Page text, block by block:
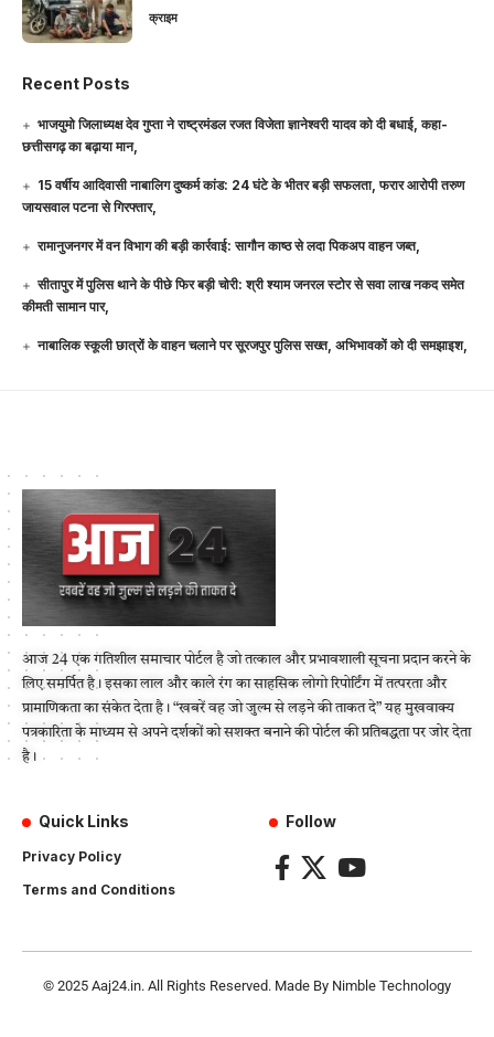
क्राइम
Recent Posts
भाजयुमो जिलाध्यक्ष देव गुप्ता ने राष्ट्रमंडल रजत विजेता ज्ञानेश्वरी यादव को दी बधाई, कहा-
छत्तीसगढ़ का बढ़ाया मान,
15 वर्षीय आदिवासी नाबालिग दुष्कर्म कांड: 24 घंटे के भीतर बड़ी सफलता, फरार आरोपी तरुण
जायसवाल पटना से गिरफ्तार,
रामानुजनगर में वन विभाग की बड़ी कार्रवाई: सागौन काष्ठ से लदा पिकअप वाहन जब्त,
सीतापुर में पुलिस थाने के पीछे फिर बड़ी चोरी: श्री श्याम जनरल स्टोर से सवा लाख नकद समेत
कीमती सामान पार,
नाबालिक स्कूली छात्रों के वाहन चलाने पर सूरजपुर पुलिस सख्त, अभिभावकों को दी समझाइश,
आज 24 एक गतिशील समाचार पोर्टल है जो तत्काल और प्रभावशाली सूचना प्रदान करने के
लिए समर्पित है। इसका लाल और काले रंग का साहसिक लोगो रिपोर्टिंग में तत्परता और
प्रामाणिकता का संकेत देता है। “खबरें वह जो जुल्म से लड़ने की ताकत दे” यह मुखवाक्य
पत्रकारिता के माध्यम से अपने दर्शकों को सशक्त बनाने की पोर्टल की प्रतिबद्धता पर जोर देता
है।
Quick Links
Privacy Policy
Terms and Conditions
Follow
© 2025 Aaj24.in. All Rights Reserved. Made By Nimble Technology